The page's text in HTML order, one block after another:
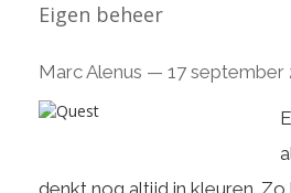
Eigen beheer
Marc Alenus — 17 september
denkt nog altijd in kleuren.